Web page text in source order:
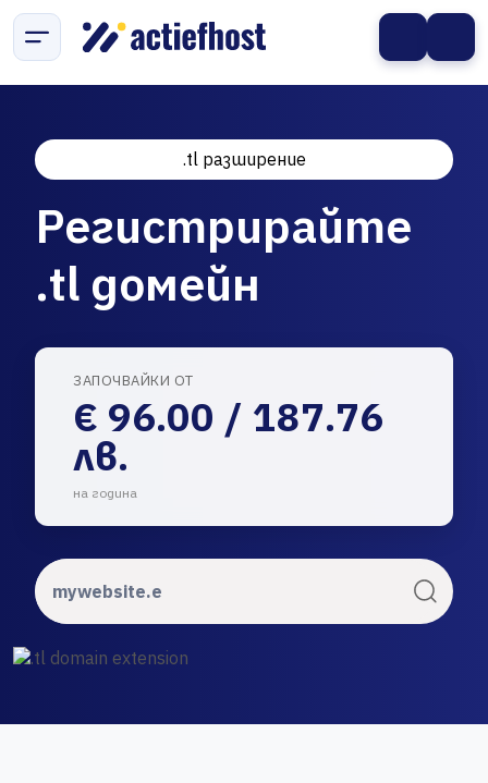
.tl разширение
Регистрирайте
.tl домейн
ЗАПОЧВАЙКИ ОТ
€ 96.00 / 187.76
лв.
на година